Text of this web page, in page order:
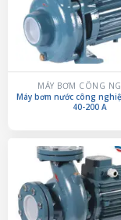
MÁY BƠM CÔNG
Máy bơm nước công
40-200 A